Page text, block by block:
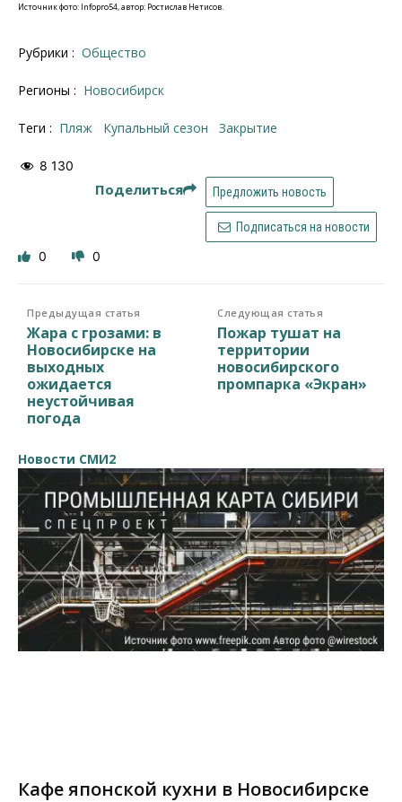
Источник фото: Infopro54, автор: Ростислав Нетисов.
Рубрики : Общество
Регионы : Новосибирск
Теги : Пляж купальный сезон закрытие
8 130
Поделиться Предложить новость
Подписаться на новости
0 0
Предыдущая статья
Жара с грозами: в
Новосибирске на
выходных
ожидается
неустойчивая
погода
Следующая статья
Пожар тушат на
территории
новосибирского
промпарка «Экран»
Новости СМИ2
Кафе японской кухни в Новосибирске